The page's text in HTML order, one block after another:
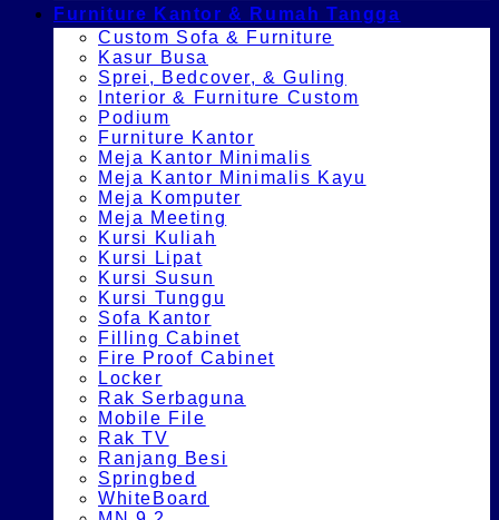
Furniture Kantor & Rumah Tangga
Custom Sofa & Furniture
Kasur Busa
Sprei, Bedcover, & Guling
Interior & Furniture Custom
Podium
Furniture Kantor
Meja Kantor Minimalis
Meja Kantor Minimalis Kayu
Meja Komputer
Meja Meeting
Kursi Kuliah
Kursi Lipat
Kursi Susun
Kursi Tunggu
Sofa Kantor
Filling Cabinet
Fire Proof Cabinet
Locker
Rak Serbaguna
Mobile File
Rak TV
Ranjang Besi
Springbed
WhiteBoard